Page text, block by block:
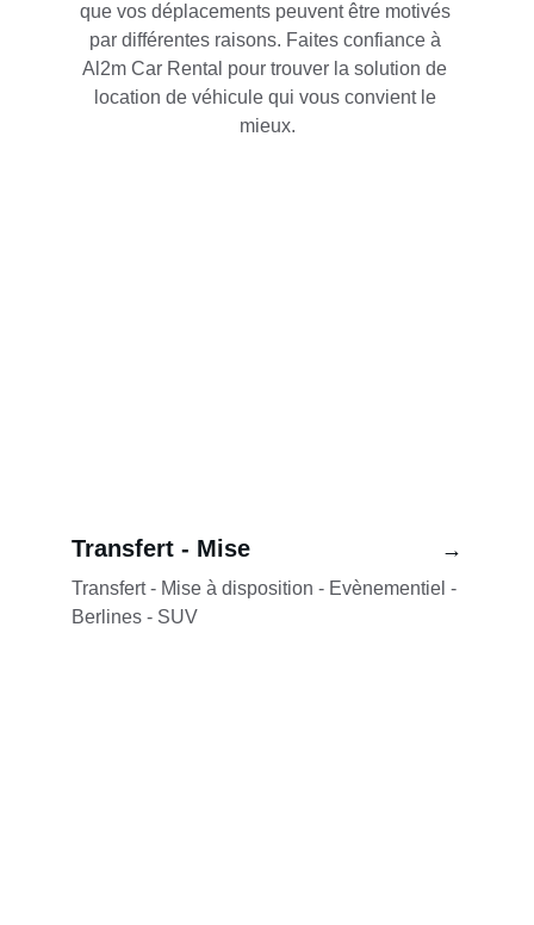
que vos déplacements peuvent être motivés
par différentes raisons. Faites confiance à
Al2m Car Rental pour trouver la solution de
location de véhicule qui vous convient le
mieux.
Transfert - Mise
Transfert - Mise à disposition - Evènementiel -
Berlines - SUV
→